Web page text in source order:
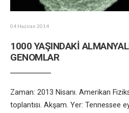
04 Haziran 2014
1000 YAŞINDAKİ
GENOMLAR
Zaman: 2013 Nisanı. Amerikan
toplantısı. Akşam. Yer: Tennessee